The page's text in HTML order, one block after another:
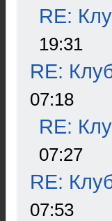
RE:
19:31
RE:
07:18
RE:
07:27
RE:
07:53